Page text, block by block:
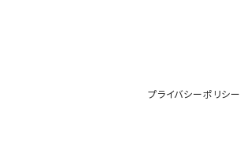
プライバシーポリシー